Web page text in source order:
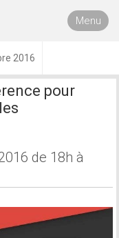
Menu
2016
pour
de 18h à